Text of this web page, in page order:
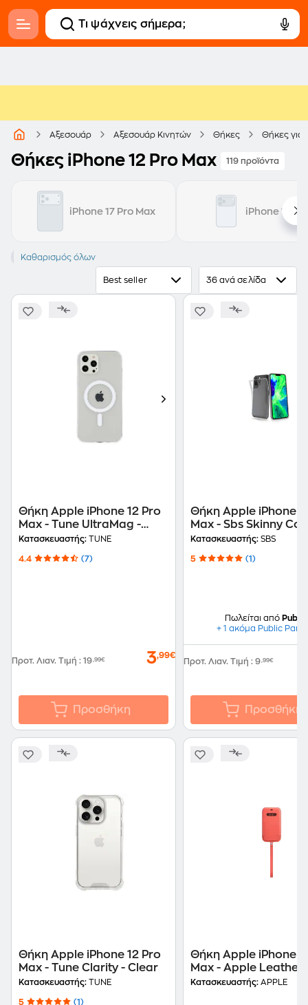
Αξεσουάρ Αξεσουάρ Κινητών Θήκες Θήκες για
Θήκες iPhone 12 Pro Max 119 προϊόντα
iPhone 17 Pro Max iPhone 17
iPhone 12 Pro Max
Καθαρισμός όλων
Best seller 36 ανά σελίδα
Θήκη Apple iPhone 12 Pro
Max - Tune UltraMag -
Clear
Κατασκευαστής: TUNE
4.4 (7)
Προτ. Λιαν. Τιμή : 19,99€ 3,99€
Προσθήκη
Θήκη Apple iPhone
Max - Sbs Skinny
Transparent
Κατασκευαστής: SBS
5 (1)
Πωλείται από Public
+ 1 ακόμα Public
Προτ. Λιαν. Τιμή : 9,99€
Προσθήκη
Θήκη Apple iPhone 12 Pro
Max - Tune Clarity - Clear
Κατασκευαστής: TUNE
5 (1)
Θήκη Apple iPhone
Max - Apple Leather
Sleeve with MagSafe
Κατασκευαστής: APPLE